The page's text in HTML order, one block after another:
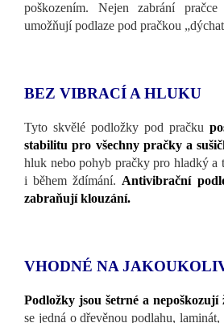
poškozením. Nejen zabrání
umožňují podlaze pod pračkou
BEZ VIBRACÍ A HLUKU
Tyto skvělé podložky pod pračku
stabilitu pro všechny pračky a
hluk nebo pohyb pračky pro hladký a
i během ždímání. Antivibrační
zabraňují klouzání.
VHODNÉ NA
Podložky jsou šetrné a nepoškozují
se jedná o dřevěnou podlahu,